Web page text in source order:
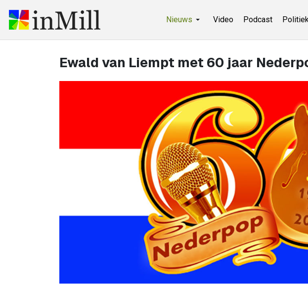
Nieuws Video Podcast
Ewald van Liempt met 60 jaar